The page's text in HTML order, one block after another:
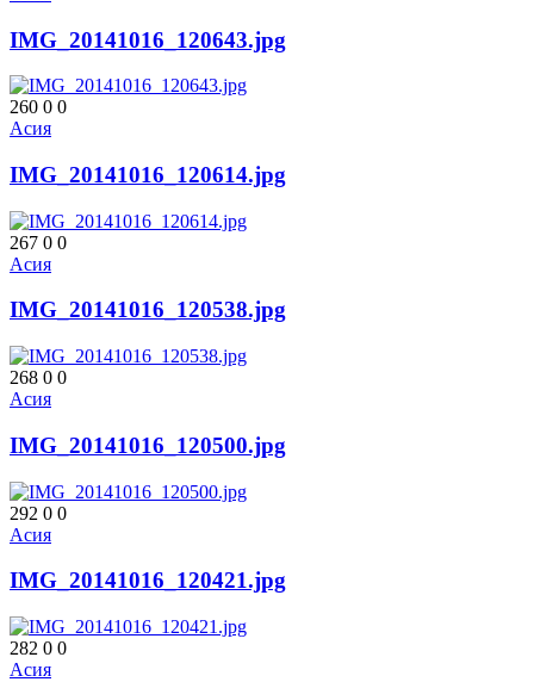
IMG_20141016_120643.jpg
260 0 0
Асия
IMG_20141016_120614.jpg
267 0 0
Асия
IMG_20141016_120538.jpg
268 0 0
Асия
IMG_20141016_120500.jpg
292 0 0
Асия
IMG_20141016_120421.jpg
282 0 0
Асия